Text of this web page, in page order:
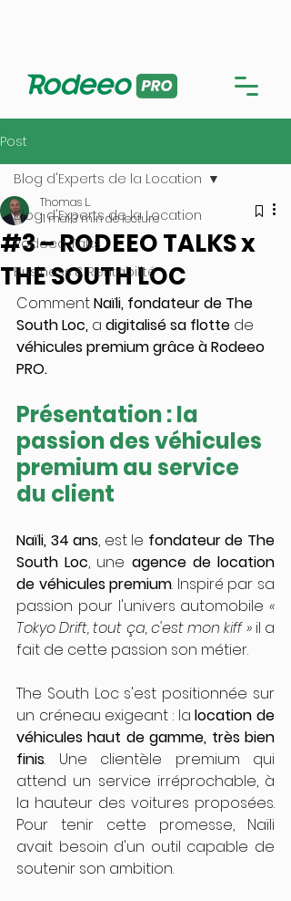
Post
Blog d'Experts de la Location
Rodeeo Talks
Business & Rentabilité
Blog d'Experts de la Location
#3 – RODEEO TALKS x
THE SOUTH LOC
Thomas L.
11 mai3 min de lecture
Comment Naïli, fondateur de The
South Loc, a digitalisé sa flotte de
véhicules premium grâce à Rodeeo
PRO.
Présentation : la
passion des véhicules
premium au service
du client
Naïli, 34 ans, est le fondateur de The
South Loc, une agence de location
de véhicules premium. Inspiré par sa
passion pour l'univers automobile «
Tokyo Drift, tout ça, c'est mon kiff » il a
fait de cette passion son métier.
The South Loc s'est positionnée sur
un créneau exigeant : la location de
véhicules haut de gamme, très bien
finis. Une clientèle premium qui
attend un service irréprochable, à
la hauteur des voitures proposées.
Pour tenir cette promesse, Naïli
avait besoin d'un outil capable de
soutenir son ambition.